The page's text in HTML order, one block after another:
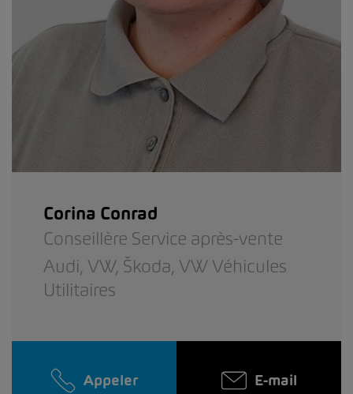
Corina Conrad
Conseillère Service après-vente
Audi, VW, Škoda, VW Véhicules
Utilitaires
Appeler E-mail